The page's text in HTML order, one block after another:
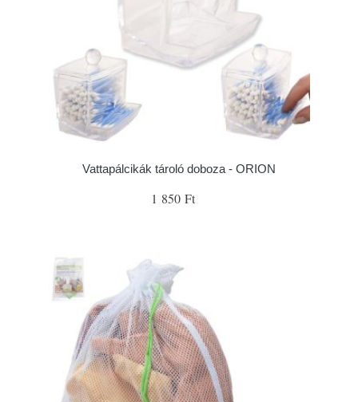
Vattapálcikák tároló doboza - ORION
1 850 Ft